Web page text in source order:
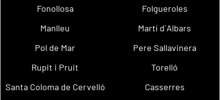
Fonollosa
Folgueroles
Manlleu
Martí d´Albars
Pol de Mar
Pere Sallavinera
Rupit i Pruit
Torelló
Santa Coloma de Cervelló
Casserres